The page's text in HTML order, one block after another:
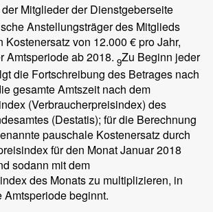
Mitglieder der Dienstgeberseite
Anstellungsträger des Mitglieds
von 12.000 € pro Jahr,
Amtsperiode ab 2018. 9Zu Beginn jeder
die Fortschreibung des Betrages nach
gesamte Amtszeit nach dem
(Verbraucherpreisindex) des
(Destatis); für die Berechnung
pauschale Kostenersatz durch
für den Monat Januar 2018
sodann mit dem
des Monats zu multiplizieren, in
beginnt.